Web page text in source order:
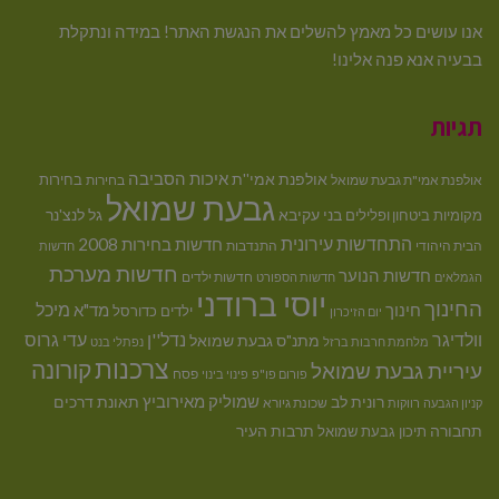
אנו עושים כל מאמץ להשלים את הנגשת האתר! במידה ונתקלת
בבעיה אנא פנה אלינו!
תגיות
אולפנת אמי"ת גבעת שמואל אולפנת אמי''תאיכות הסביבה בחירות בחירות
מקומיות ביטחון ופלילים בני עקיבא גבעת שמואל גל לנצ'נר
הבית היהודי התחדשות עירונית התנדבות חדשות בחירות 2008 חדשות
הגמלאים חדשות הנוער חדשות הספורט חדשות ילדים חדשות מערכת
החינוך חינוך יום הזיכרון יוסי ברודני ילדים כדורסל מד"א מיכל
וולדיגר מלחמת חרבות ברזל מתנ"ס גבעת שמואל נדל''ן נפתלי בנט עדי גרוס
עיריית גבעת שמואל פורום פו"פ פינוי בינוי פסח צרכנותקורונה
קניון הגבעה רווקות רונית לב שכונת גיורא שמוליק מאירוביץ תאונת דרכים
תחבורה תיכון גבעת שמואל תרבות העיר